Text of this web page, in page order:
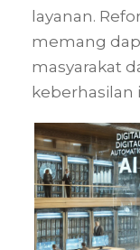
layanan.
memang
masyarakat
keberhasilan